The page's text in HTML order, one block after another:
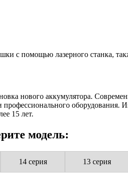
с помощью лазерного станка,
нового аккумулятора.
профессионального
15 лет.
модель:
14 серия 13 серия